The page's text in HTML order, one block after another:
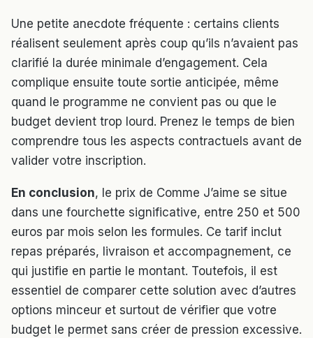
Une petite anecdote fréquente : certains clients
réalisent seulement après coup qu’ils n’avaient pas
clarifié la durée minimale d’engagement. Cela
complique ensuite toute sortie anticipée, même
quand le programme ne convient pas ou que le
budget devient trop lourd. Prenez le temps de bien
comprendre tous les aspects contractuels avant de
valider votre inscription.
En conclusion, le prix de Comme J’aime se situe
dans une fourchette significative, entre 250 et 500
euros par mois selon les formules. Ce tarif inclut
repas préparés, livraison et accompagnement, ce
qui justifie en partie le montant. Toutefois, il est
essentiel de comparer cette solution avec d’autres
options minceur et surtout de vérifier que votre
budget le permet sans créer de pression excessive.